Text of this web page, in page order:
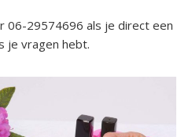
06-29574696 als je direct een
je vragen hebt.